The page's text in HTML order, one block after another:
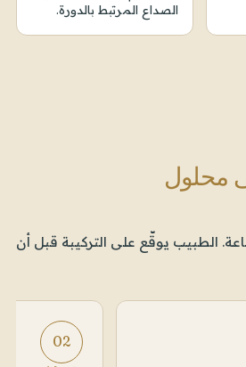
الصداع المرتبط بالدورة.
محلول
الطبيب يوقّع على التركيبة قبل أن
02